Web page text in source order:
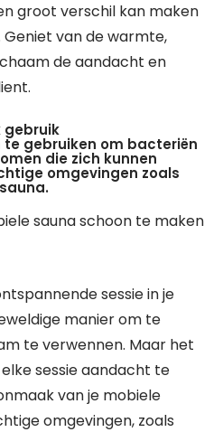
groot verschil kan maken
van de warmte,
de aandacht en
gebruik
gebruiken om bacteriën
die zich kunnen
omgevingen zoals
sauna schoon te maken
sessie in je
manier om te
te verwennen. Maar het
sessie aandacht te
van je mobiele
omgevingen, zoals